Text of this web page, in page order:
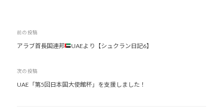
投
稿
ビ
ゲ
前の投稿
アラブ首長国連邦 UAEより【シュクラン日記6】
次の投稿
UAE「第5回日本国大使館杯」を支援しました！